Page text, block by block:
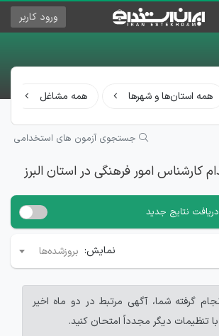
ورود کاربر
همه استان‌ها و شهرها همه مشاغل
جستجوی آزمون های استخدامی
کارشناس امور فرهنگی در استان البرز
نتایج جدید
نمایش: بروزشده‌ها
گرفته شما، آگهی مرتبط در دو ماه اخیر
تنظیمات دیگر مجدداً امتحان کنید.